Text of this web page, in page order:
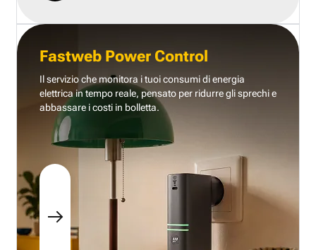
Fastweb Power Control
Il servizio che monitora i tuoi consumi di energia
elettrica in tempo reale, pensato per ridurre gli sprechi e
abbassare i costi in bolletta.